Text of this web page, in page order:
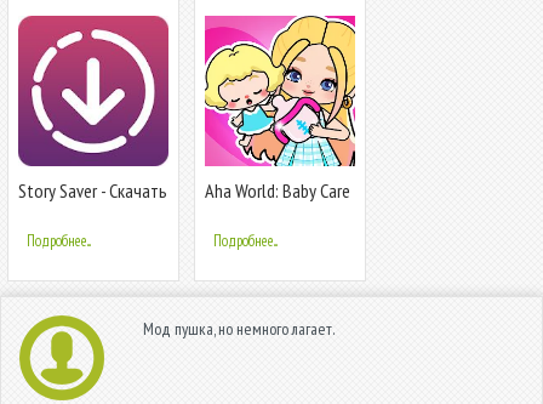
Story Saver - Скачать
Подробнее...
Aha World: Baby Care
Подробнее...
Мод пушка, но немного лагает.